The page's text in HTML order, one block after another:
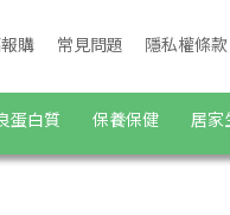
購 常見問題 隱私權條款
蛋白質 保養保健 居家